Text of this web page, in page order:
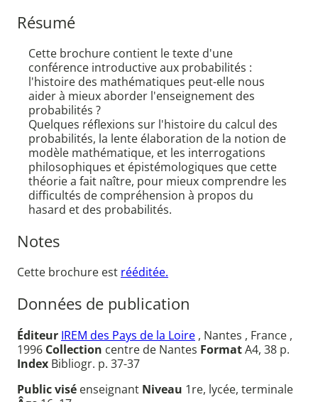
Résumé
Cette brochure contient le texte d'une
conférence introductive aux probabilités :
l'histoire des mathématiques peut-elle nous
aider à mieux aborder l'enseignement des
probabilités ?
Quelques réflexions sur l'histoire du calcul des
probabilités, la lente élaboration de la notion de
modèle mathématique, et les interrogations
philosophiques et épistémologiques que cette
théorie a fait naître, pour mieux comprendre les
difficultés de compréhension à propos du
hasard et des probabilités.
Notes
Cette brochure est rééditée.
Données de publication
Éditeur IREM des Pays de la Loire , Nantes , France ,
1996 Collection centre de Nantes FormatA4, 38 p.
Index Bibliogr. p. 37-37
Public visé enseignant Niveau 1re, lycée, terminale